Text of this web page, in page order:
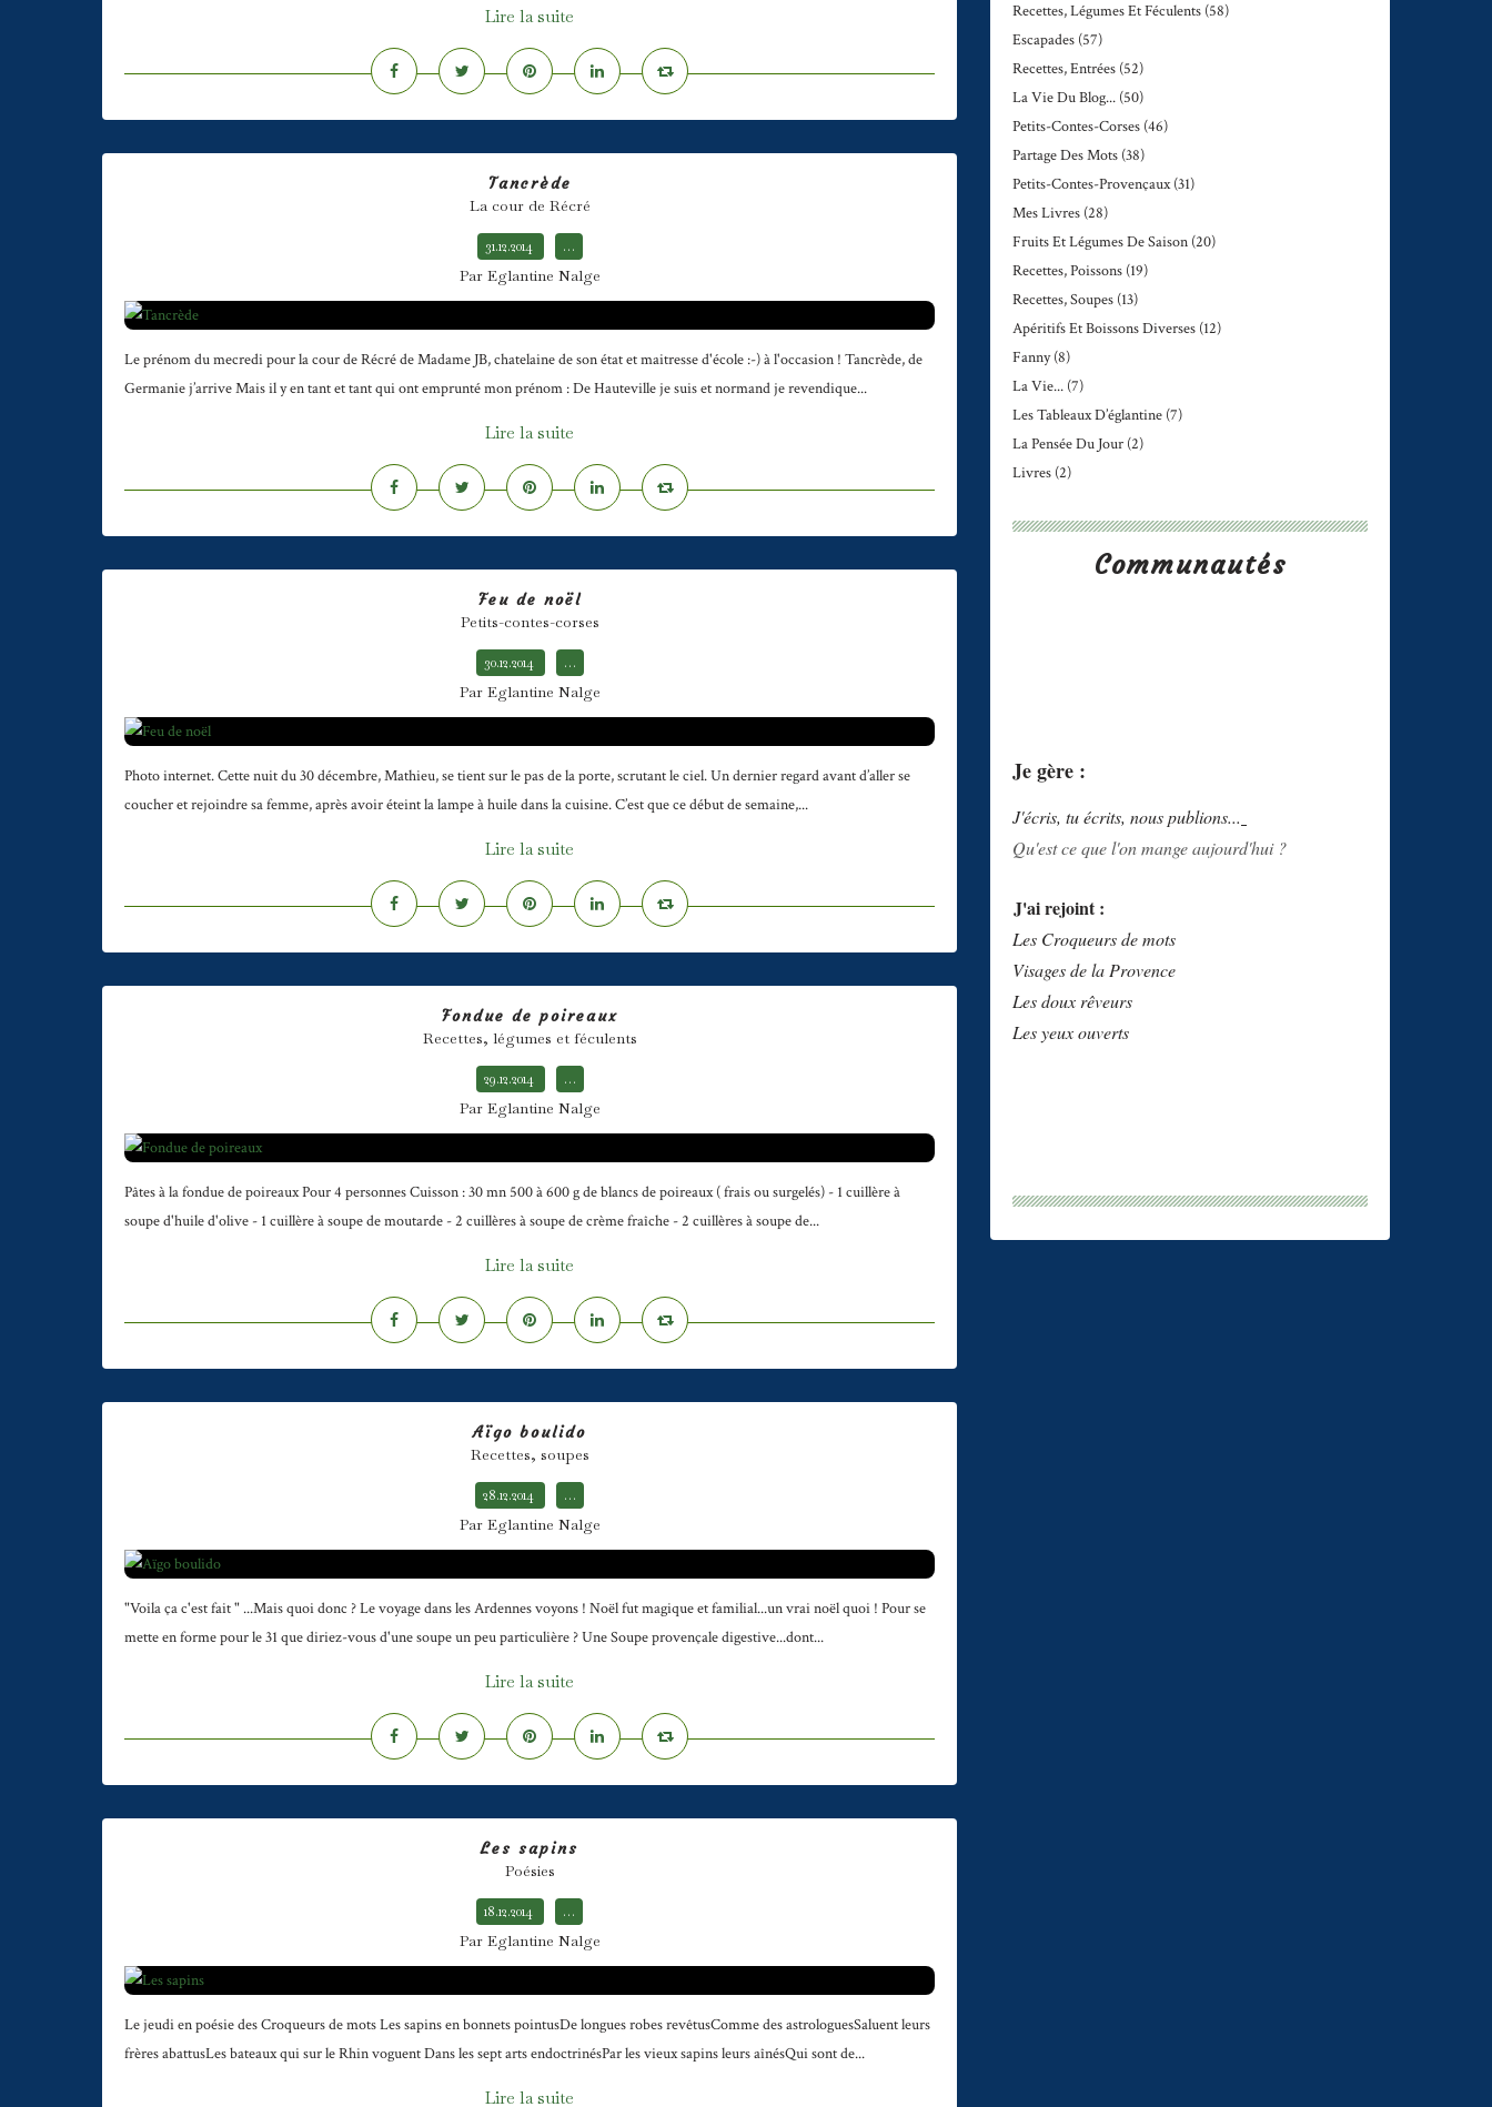
Lire la suite
Tancrède
La cour de Récré
31.12.2014 …
Par Eglantine Nalge
Le prénom du mecredi pour la cour de Récré de Madame JB, chatelaine de son état et maitresse d'école :-) à l'occasion ! Tancrède, de
Germanie j’arrive Mais il y en tant et tant qui ont emprunté mon prénom : De Hauteville je suis et normand je revendique...
Lire la suite
Feu de noël
Petits-contes-corses
30.12.2014 …
Par Eglantine Nalge
Photo internet. Cette nuit du 30 décembre, Mathieu, se tient sur le pas de la porte, scrutant le ciel. Un dernier regard avant d’aller se
coucher et rejoindre sa femme, après avoir éteint la lampe à huile dans la cuisine. C’est que ce début de semaine,...
Lire la suite
Fondue de poireaux
Recettes, légumes et féculents
29.12.2014 …
Par Eglantine Nalge
Pâtes à la fondue de poireaux Pour 4 personnes Cuisson : 30 mn 500 à 600 g de blancs de poireaux ( frais ou surgelés) - 1 cuillère à
soupe d'huile d'olive - 1 cuillère à soupe de moutarde - 2 cuillères à soupe de crème fraîche - 2 cuillères à soupe de...
Lire la suite
Aïgo boulido
Recettes, soupes
28.12.2014 …
Par Eglantine Nalge
"Voila ça c'est fait " ...Mais quoi donc ? Le voyage dans les Ardennes voyons ! Noël fut magique et familial...un vrai noël quoi ! Pour se
mette en forme pour le 31 que diriez-vous d'une soupe un peu particulière ? Une Soupe provençale digestive...dont...
Lire la suite
Les sapins
Poésies
18.12.2014 …
Par Eglantine Nalge
Le jeudi en poésie des Croqueurs de mots Les sapins en bonnets pointusDe longues robes revêtusComme des astrologuesSaluent leurs
frères abattusLes bateaux qui sur le Rhin voguent Dans les sept arts endoctrinésPar les vieux sapins leurs aînésQui sont de...
Lire la suite
Recettes, Légumes Et Féculents (58)
Escapades (57)
Recettes, Entrées (52)
La Vie Du Blog... (50)
Petits-Contes-Corses (46)
Partage Des Mots (38)
Petits-Contes-Provençaux(31)
Mes Livres (28)
Fruits Et Légumes De Saison (20)
Recettes, Poissons (19)
Recettes, Soupes (13)
Apéritifs Et Boissons Diverses (12)
Fanny(8)
La Vie... (7)
Les Tableaux D’églantine (7)
La Pensée Du Jour (2)
Livres (2)
Communautés
Je gère :
J'écris, tu écrits, nous publions...
Qu'est ce que l'on mange aujourd'hui ?
J'ai rejoint :
Les Croqueurs de mots
Visages de la Provence
Les doux rêveurs
Les yeux ouverts